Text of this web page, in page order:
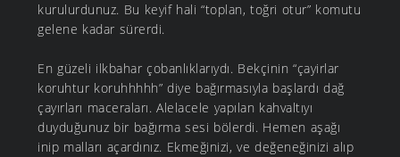
kurulurdunuz. Bu keyif hali “toplan, toğri otur” komutu
gelene kadar sürerdi.
En güzeli ilkbahar çobanlıklarıydı. Bekçinin “çayirlar
koruhtur koruhhhhh” diye bağırmasıyla başlardı dağ
çayırları maceraları. Alelacele yapılan kahvaltıyı
duyduğunuz bir bağırma sesi bölerdi. Hemen aşağı
inip malları açardınız. Ekmeğinizi, ve değeneğinizi alıp